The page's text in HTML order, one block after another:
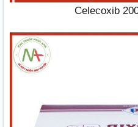
Celecoxib